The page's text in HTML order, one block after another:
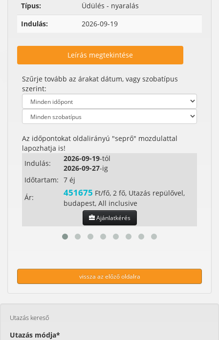
Típus:
Üdülés - nyaralás
Indulás:
2026-09-19
Leírás megtekintése
Szűrje tovább az árakat dátum, vagy szobatípus
szerint:
Az időpontokat oldalirányú "seprő" mozdulattal
lapozhatja is!
Indulás:
2026-09-19-tól
2026-09-27-ig
Időtartam: 7 éj
Ár:
451675 Ft/fő, 2 fő, Utazás repülővel,
budapest, All inclusive
Ajánlatkérés
vissza az előző oldalra
Utazás kereső
Utazás módja*